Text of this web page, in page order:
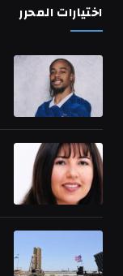
اختيارات المحرر